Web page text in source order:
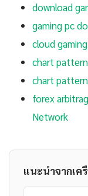
download
gaming pc
cloud
chart
chart
forex
Network
แนะนำจากเค